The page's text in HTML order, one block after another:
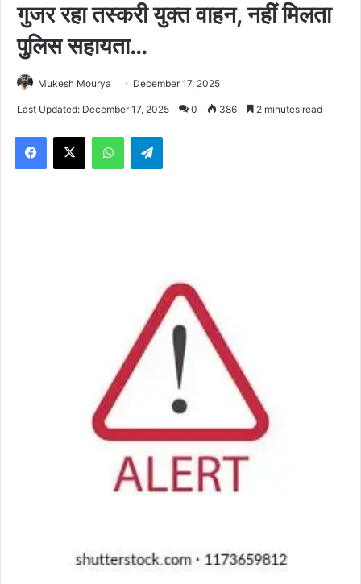
गुजर रहा तस्करी युक्त वाहन, नहीं मिलता
पुलिस सहायता…
Mukesh Mourya December 17, 2025
Last Updated: December 17, 2025 0 386 2 minutes read
Facebook
X WhatsAppTelegram